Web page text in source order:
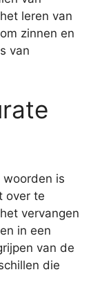
leren van
zinnen en
van
woorden is
over te
vervangen
in een
van de
die